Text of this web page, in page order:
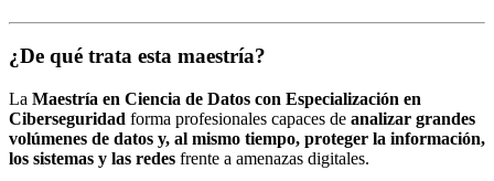
¿De qué trata esta maestría?
La Maestría en Ciencia de Datos con Especialización en
Ciberseguridad forma profesionales capaces de analizar grandes
volúmenes de datos y, al mismo tiempo, proteger la información,
los sistemas y las redes frente a amenazas digitales.